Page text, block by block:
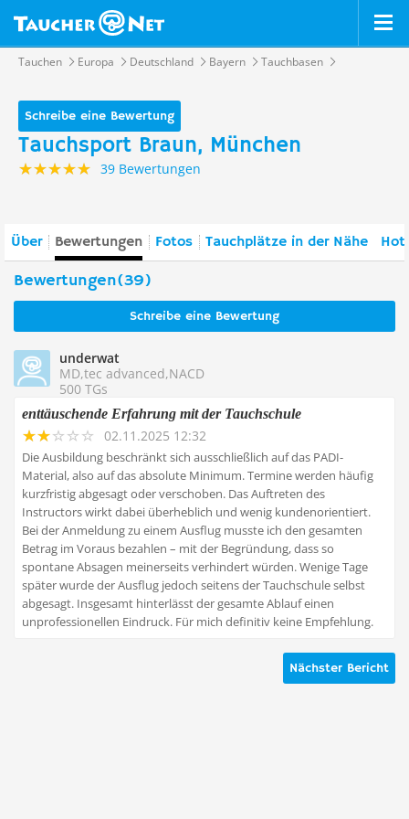
Tauchen Europa Deutschland Bayern Tauchbasen
Schreibe eine Bewertung
Tauchsport Braun, München
39 Bewertungen
Über Bewertungen Fotos Tauchplätze in der Nähe
Bewertungen(39)
Schreibe eine Bewertung
underwat
MD,tec advanced,NACD
500 TGs
enttäuschende Erfahrung mit der Tauchschule
02.11.2025 12:32
Die Ausbildung beschränkt sich ausschließlich auf das PADI-
Material, also auf das absolute Minimum. Termine werden häufig
kurzfristig abgesagt oder verschoben. Das Auftreten des
Instructors wirkt dabei überheblich und wenig kundenorientiert.
Bei der Anmeldung zu einem Ausflug musste ich den gesamten
Betrag im Voraus bezahlen – mit der Begründung, dass so
spontane Absagen meinerseits verhindert würden. Wenige Tage
später wurde der Ausflug jedoch seitens der Tauchschule selbst
abgesagt. Insgesamt hinterlässt der gesamte Ablauf einen
unprofessionellen Eindruck. Für mich definitiv keine Empfehlung.
Nächster Bericht